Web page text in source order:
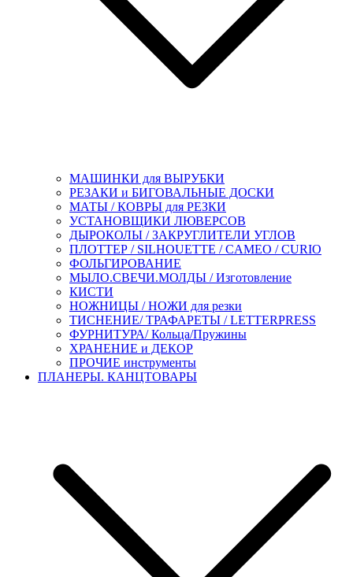
МАШИНКИ для ВЫРУБКИ
РЕЗАКИ и БИГОВАЛЬНЫЕ ДОСКИ
МАТЫ / КОВРЫ для РЕЗКИ
УСТАНОВЩИКИ ЛЮВЕРСОВ
ДЫРОКОЛЫ / ЗАКРУГЛИТЕЛИ УГЛОВ
ПЛОТТЕР / SILHOUETTE / CAMEO / CURIO
ФОЛЬГИРОВАНИЕ
МЫЛО.СВЕЧИ.МОЛДЫ / Изготовление
КИСТИ
НОЖНИЦЫ / НОЖИ для резки
ТИСНЕНИЕ/ ТРАФАРЕТЫ / LETTERPRESS
ФУРНИТУРА/ Кольца/Пружины
ХРАНЕНИЕ и ДЕКОР
ПРОЧИЕ инструменты
ПЛАНЕРЫ. КАНЦТОВАРЫ